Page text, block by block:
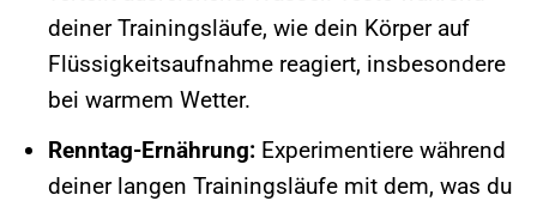
deiner Trainingsläufe, wie dein Körper auf
Flüssigkeitsaufnahme reagiert, insbesondere
bei warmem Wetter.
Renntag-Ernährung:Experimentiere während
deiner langen Trainingsläufe mit dem, was du